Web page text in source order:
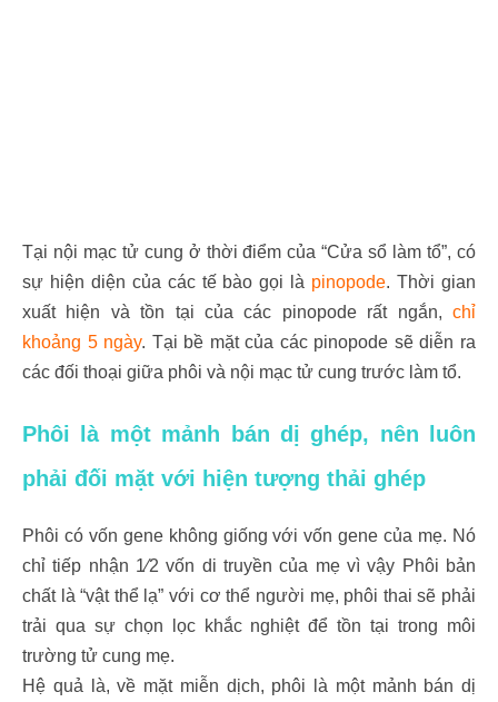
Tại nội mạc tử cung ở thời điểm của “Cửa sổ làm tổ”, có
sự hiện diện của các tế bào gọi là pinopode. Thời gian
xuất hiện và tồn tại của các pinopode rất ngắn, chỉ
khoảng 5 ngày. Tại bề mặt của các pinopode sẽ diễn ra
các đối thoại giữa phôi và nội mạc tử cung trước làm tổ.
Phôi là một mảnh bán dị ghép, nên luôn
phải đối mặt với hiện tượng thải ghép
Phôi có vốn gene không giống với vốn gene của mẹ. Nó
chỉ tiếp nhận 1⁄2 vốn di truyền của mẹ vì vậy Phôi bản
chất là “vật thể lạ” với cơ thể người mẹ, phôi thai sẽ phải
trải qua sự chọn lọc khắc nghiệt để tồn tại trong môi
trường tử cung mẹ.
Hệ quả là, về mặt miễn dịch, phôi là một mảnh bán dị